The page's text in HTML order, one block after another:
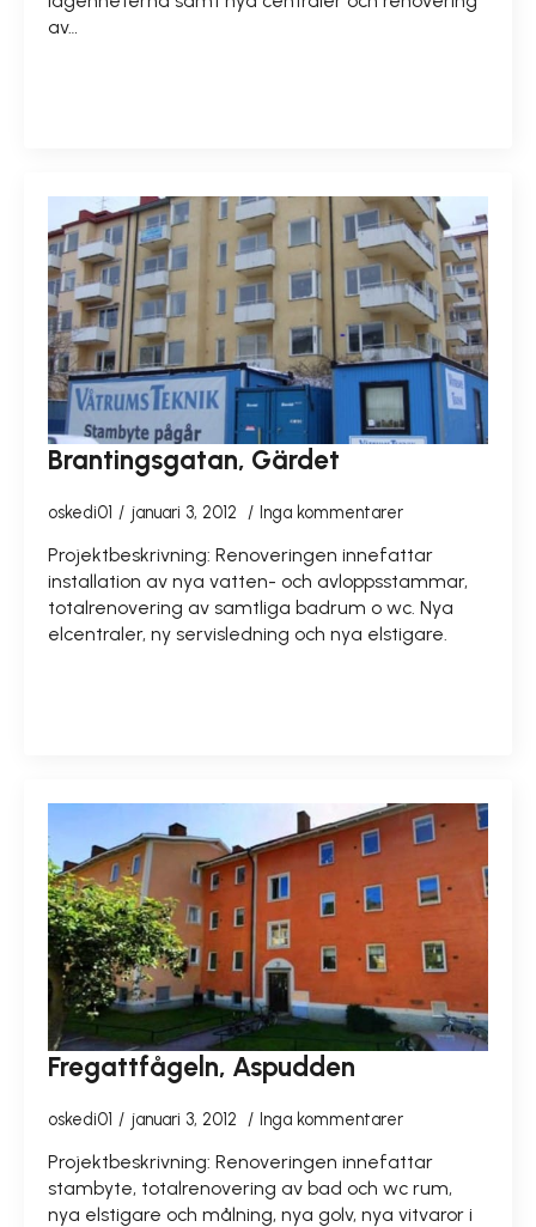
av…
Brantingsgatan, Gärdet
oskedi01 januari 3, 2012 Inga kommentarer
Projektbeskrivning: Renoveringen innefattar
installation av nya vatten- och avloppsstammar,
totalrenovering av samtliga badrum o wc. Nya
elcentraler, ny servisledning och nya elstigare.
Fregattfågeln, Aspudden
oskedi01 januari 3, 2012 Inga kommentarer
Projektbeskrivning: Renoveringen innefattar
stambyte, totalrenovering av bad och wc rum,
nya elstigare och målning, nya golv, nya vitvaror i